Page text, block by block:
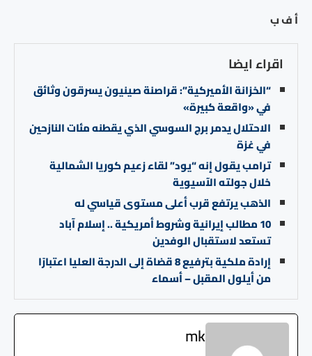
أ ف ب
اقراء ايضا
“الخزانة الأميركية”: قراصنة صينيون يسرقون وثائق
في «واقعة كبيرة»
الاحتلال يدمر برج السوسي الذي يقطنه مئات النازحين
في غزة
ترامب يقول إنه “يود” لقاء زعيم كوريا الشمالية
خلال جولته الآسيوية
الذهب يرتفع قرب أعلى مستوى قياسي له
10 مطالب إيرانية وشروط أمريكية .. إسلام آباد
تستعد لاستقبال الوفدين
إرادة ملكية بترفيع 8 قضاة إلى الدرجة العليا اعتبارًا
من أيلول المقبل – أسماء
mk